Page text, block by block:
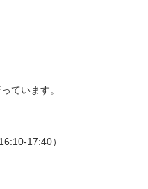
ています。
17:40）